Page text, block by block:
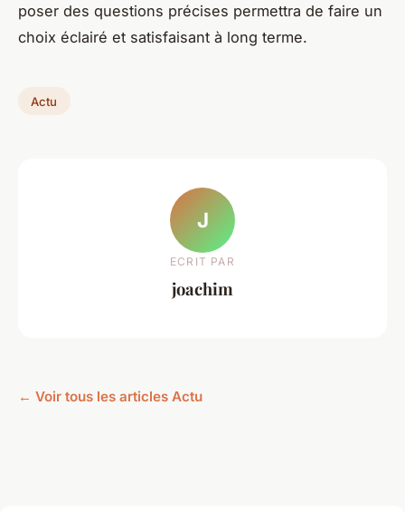
poser des questions précises permettra de faire un
choix éclairé et satisfaisant à long terme.
Actu
J
ECRIT PAR
joachim
← Voir tous les articles Actu